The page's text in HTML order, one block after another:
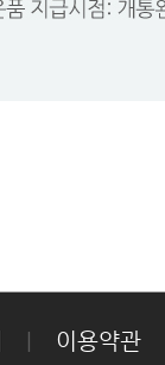
이용약관